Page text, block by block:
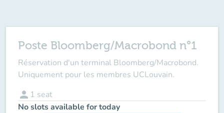
Poste Bloomberg/Macrobond n°1
Réservation d'un terminal Bloomberg/Macrobond.
Uniquement pour les membres UCLouvain.
person 1 seat
No slots available for today